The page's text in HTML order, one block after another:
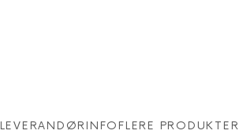
LEVERANDØRINFO FLERE PRODUKTER